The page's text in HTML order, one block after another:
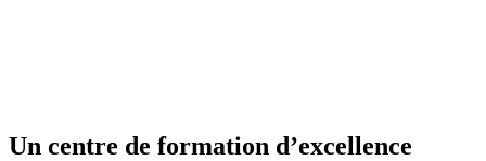
Un centre de formation d’excellence